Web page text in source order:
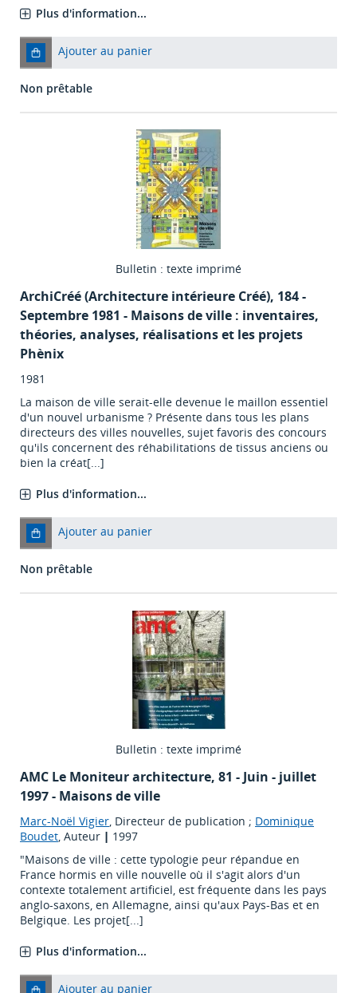
Plus d'information...
Ajouter au panier
Non prêtable
Bulletin : texte imprimé
ArchiCréé (Architecture intérieure Créé), 184 -
Septembre 1981 - Maisons de ville : inventaires,
théories, analyses, réalisations et les projets
Phènix
1981
La maison de ville serait-elle devenue le maillon essentiel
d'un nouvel urbanisme ? Présente dans tous les plans
directeurs des villes nouvelles, sujet favoris des concours
qu'ils concernent des réhabilitations de tissus anciens ou
bien la créat[...]
Plus d'information...
Ajouter au panier
Non prêtable
Bulletin : texte imprimé
AMC Le Moniteur architecture, 81 - Juin - juillet
1997 - Maisons de ville
Marc-Noël Vigier, Directeur de publication ; Dominique
Boudet, Auteur | 1997
"Maisons de ville : cette typologie peur répandue en
France hormis en ville nouvelle où il s'agit alors d'un
contexte totalement artificiel, est fréquente dans les pays
anglo-saxons, en Allemagne, ainsi qu'aux Pays-Bas et en
Belgique. Les projet[...]
Plus d'information...
Ajouter au panier